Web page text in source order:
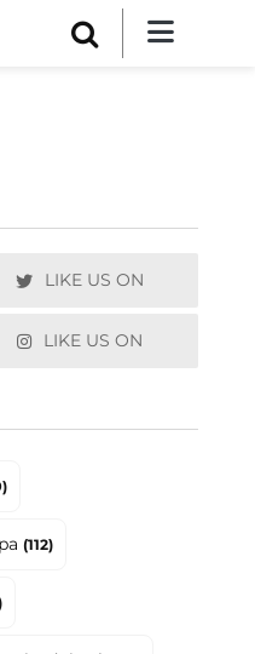
blogovi
LIKE US ON
LIKE US ON
(112)